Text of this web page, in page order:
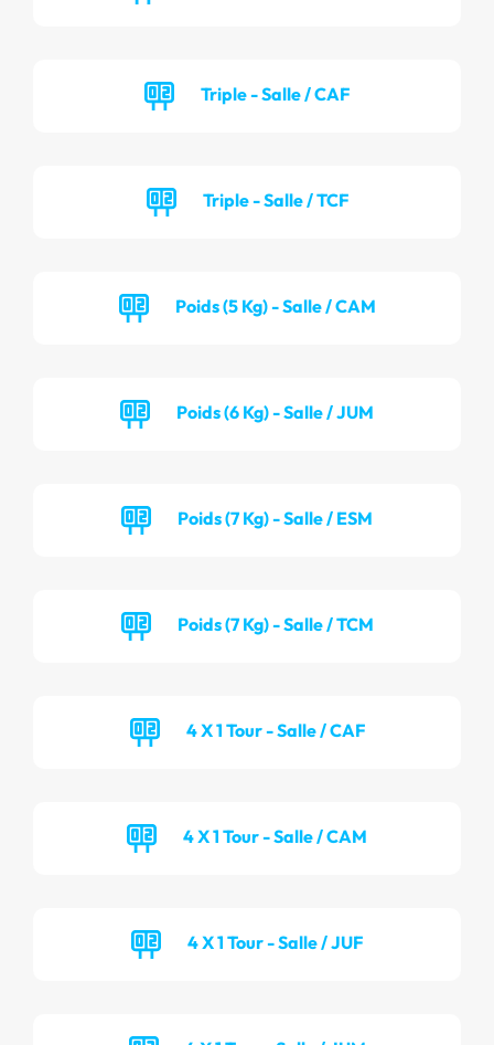
Triple - Salle / CAF
Triple - Salle / TCF
Poids (5 Kg) - Salle / CAM
Poids (6 Kg) - Salle / JUM
Poids (7 Kg) - Salle / ESM
Poids (7 Kg) - Salle / TCM
4 X 1 Tour - Salle / CAF
4 X 1 Tour - Salle / CAM
4 X 1 Tour - Salle / JUF